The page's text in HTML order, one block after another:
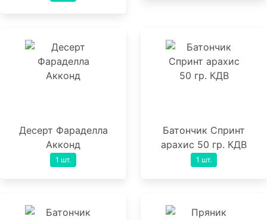
Десерт Фараделла
Акконд
1 шт.
Батончик Спринт
арахис 50 гр. КДВ
1 шт.